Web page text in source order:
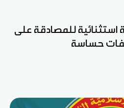
استثنائية للمصادقة على